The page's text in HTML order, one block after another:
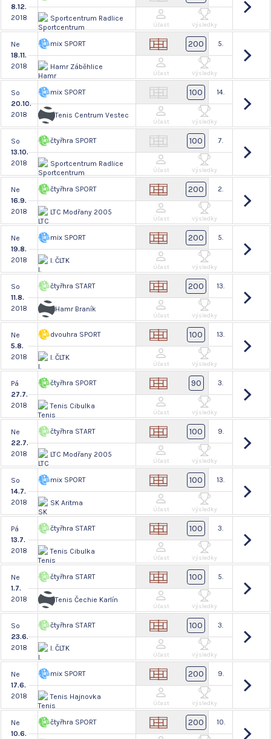
8.12.
2018
Sportcentrum Radlice
Účast Výsledky
Ne
18.11.
2018
mix SPORT
Hamr Záběhlice
200 5.
Účast Výsledky
So
20.10.
2018
mix SPORT
Tenis Centrum Vestec
100 14.
Účast Výsledky
So
13.10.
2018
čtyřhra SPORT
Sportcentrum Radlice
100 7.
Účast Výsledky
Ne
16.9.
2018
čtyřhra SPORT
LTC Modřany 2005
200 2.
Účast Výsledky
Ne
19.8.
2018
mix SPORT
I. ČLTK
200 5.
Účast Výsledky
So
11.8.
2018
čtyřhra START
Hamr Braník
200 13.
Účast Výsledky
Ne
5.8.
2018
dvouhra SPORT
I. ČLTK
100 13.
Účast Výsledky
Pá
27.7.
2018
čtyřhra SPORT
Tenis Cibulka
90 3.
Účast Výsledky
Ne
22.7.
2018
čtyřhra START
LTC Modřany 2005
100 9.
Účast Výsledky
So
14.7.
2018
mix SPORT
SK Aritma
100 13.
Účast Výsledky
Pá
13.7.
2018
čtyřhra START
Tenis Cibulka
100 3.
Účast Výsledky
Ne
1.7.
2018
čtyřhra START
Tenis Čechie Karlín
100 5.
Účast Výsledky
So
23.6.
2018
čtyřhra START
I. ČLTK
100 3.
Účast Výsledky
Ne
17.6.
2018
mix SPORT
Tenis Hajnovka
200 9.
Účast Výsledky
Ne
10.6.
čtyřhra SPORT 200 10.